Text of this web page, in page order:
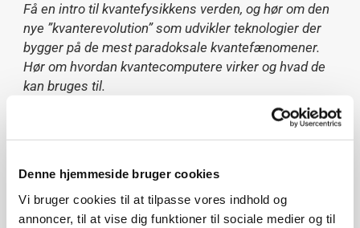
Denne hjemmeside bruger cookies
Vi bruger cookies til at tilpasse vores indhold og
annoncer, til at vise dig funktioner til sociale medier og til
Få en intro til kvantefysikkens verden, og hør om den
nye ”kvanterevolution” som udvikler teknologier der
bygger på de mest paradoksale kvantefænomener.
Hør om hvordan kvantecomputere virker og hvad de
kan bruges til.
Atomernes og molekylernes mikroskopiske verden
er beskrevet af kvantefysikken. Den kvanteverden
fra fænomener i vores dagligdag: fx er atomare
partikler tilsyneladende flere steder på én gang, og
målinger på dem giver altid tilfældige resultater.